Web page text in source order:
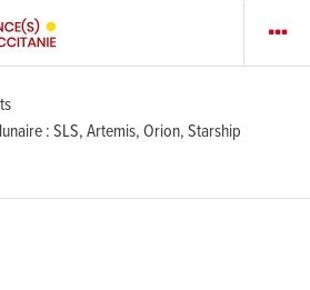
: SLS, Artemis, Orion, Starship